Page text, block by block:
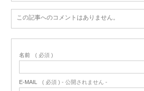
この記事へのコメントはありません。
名前 ( 必須 )
E-MAIL ( 必須 ) - 公開されません -